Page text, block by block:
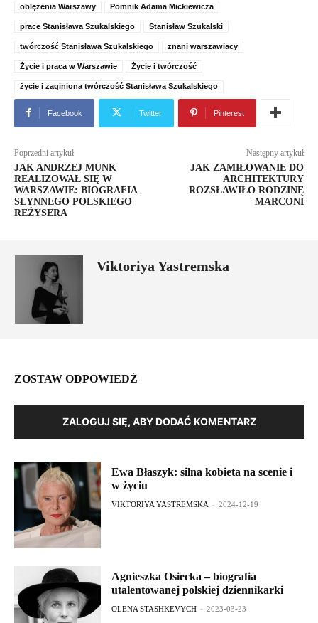
oblężenia Warszawy Pomnik Adama Mickiewicza
prace Stanisława Szukalskiego Stanisław Szukalski
twórczość Stanisława Szukalskiego znani warszawiacy
Życie i praca w Warszawie Życie i twórczość
życie i zaginiona twórczość Stanisława Szukalskiego
Facebook Twitter Pinterest
Poprzedni artykuł
JAK ANDRZEJ MUNK
REALIZOWAŁ SIĘ W
WARSZAWIE: BIOGRAFIA
SŁYNNEGO POLSKIEGO
REŻYSERA
Następny artykuł
JAK ZAMIŁOWANIE DO
ARCHITEKTURY
ROZSŁAWIŁO RODZINĘ
MARCONI
Viktoriya Yastremska
ZOSTAW ODPOWIEDŹ
ZALOGUJ SIĘ, ABY DODAĆ KOMENTARZ
Ewa Błaszyk: silna kobieta na scenie i
w życiu
VIKTORIYA YASTREMSKA - 2024-12-19
Agnieszka Osiecka – biografia
utalentowanej polskiej dziennikarki
OLENA STASHKEVYCH - 2023-03-23